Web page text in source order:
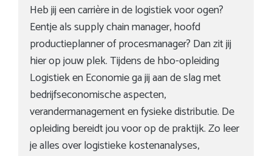
Heb jij een carrière in de logistiek voor ogen?
Eentje als supply chain manager, hoofd
productieplanner of procesmanager? Dan zit jij
hier op jouw plek. Tijdens de hbo-opleiding
Logistiek en Economie ga jij aan de slag met
bedrijfseconomische aspecten,
verandermanagement en fysieke distributie. De
opleiding bereidt jou voor op de praktijk. Zo leer
je alles over logistieke kostenanalyses,